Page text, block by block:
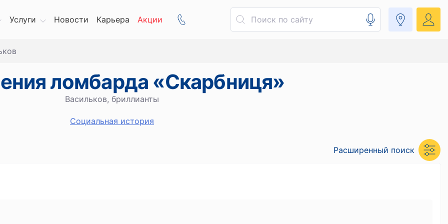
Услуги Новости Карьера Акции
ломбарда «Скарбниця»
Васильков, бриллианты
Социальная история
Расширенный поиск